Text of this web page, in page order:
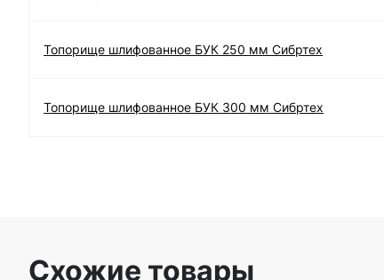
Топорище шлифованное БУК 250 мм Сибртех
Топорище шлифованное БУК 300 мм Сибртех
Схожие товары